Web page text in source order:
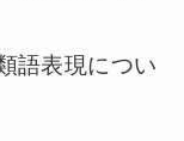
語表現につい